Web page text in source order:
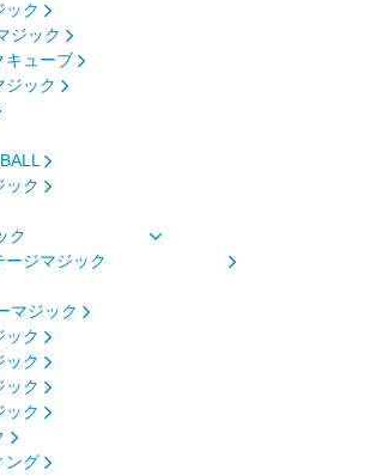
ック
ジック
キューブ
ジック
ック
マジック
テージマジック
マジック
ック
ック
ック
ック
ング